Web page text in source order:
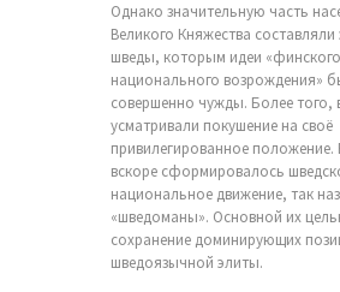
Однако значительную часть
Великого Княжества составляли
шведы, которым идеи «финского
национального возрождения»
совершенно чужды. Более того,
усматривали покушение на своё
привилегированное положение.
вскоре сформировалось
национальное движение, так
«шведоманы». Основной их
сохранение доминирующих
шведоязычной элиты.